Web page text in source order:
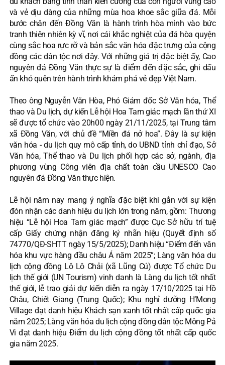
và vẻ dịu dàng của những mùa hoa khoe sắc giữa đá. Mỗi
bước chân đến Đồng Văn là hành trình hòa mình vào bức
tranh thiên nhiên kỳ vĩ, nơi cái khắc nghiệt của đá hòa quyện
cùng sắc hoa rực rỡ và bản sắc văn hóa đặc trưng của cộng
đồng các dân tộc nơi đây. Với những giá trị đặc biệt ấy, Cao
nguyên đá Đồng Văn thực sự là điểm đến đặc sắc, ghi dấu
ấn khó quên trên hành trình khám phá vẻ đẹp Việt Nam.
Theo ông Nguyễn Văn Hòa, Phó Giám đốc Sở Văn hóa, Thể
thao và Du lịch, dự kiến Lễ hội Hoa Tam giác mạch lần thứ XI
sẽ được tổ chức vào 20h00 ngày 21/11/2025, tại Trung tâm
xã Đồng Văn, với chủ đề “Miền đá nở hoa”. Đây là sự kiện
văn hóa - du lịch quy mô cấp tỉnh, do UBND tỉnh chỉ đạo, Sở
Văn hóa, Thể thao và Du lịch phối hợp các sở, ngành, địa
phương vùng Công viên địa chất toàn cầu UNESCO Cao
nguyên đá Đồng Văn thực hiện.
Lễ hội năm nay mang ý nghĩa đặc biệt khi gắn với sự kiện
đón nhận các danh hiệu du lịch lớn trong năm, gồm: Thương
hiệu “Lễ hội Hoa Tam giác mạch” được Cục Sở hữu trí tuệ
cấp Giấy chứng nhận đăng ký nhãn hiệu (Quyết định số
74770/QĐ-SHTT ngày 15/5/2025); Danh hiệu “Điểm đến văn
hóa khu vực hàng đầu châu Á năm 2025”; Làng văn hóa du
lịch cộng đồng Lô Lô Chải (xã Lũng Cú) được Tổ chức Du
lịch thế giới (UN Tourism) vinh danh là Làng du lịch tốt nhất
thế giới, lễ trao giải dự kiến diễn ra ngày 17/10/2025 tại Hồ
Châu, Chiết Giang (Trung Quốc); Khu nghỉ dưỡng H’Mong
Village đạt danh hiệu Khách sạn xanh tốt nhất cấp quốc gia
năm 2025; Làng văn hóa du lịch cộng đồng dân tộc Mông Pả
Vi đạt danh hiệu Điểm du lịch cộng đồng tốt nhất cấp quốc
gia năm 2025.